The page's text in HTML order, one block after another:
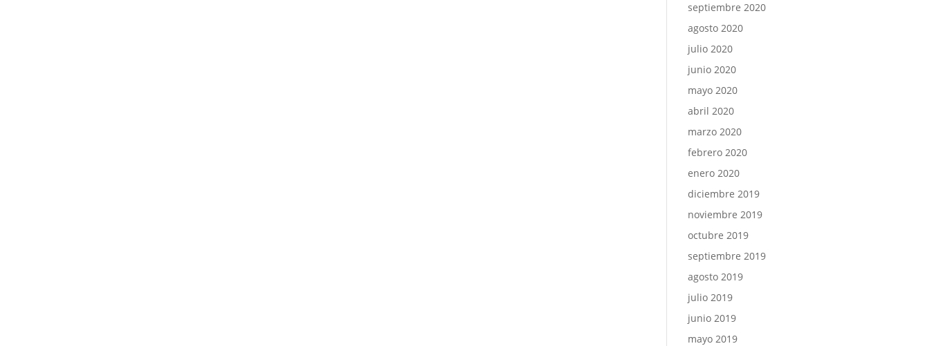
septiembre 2020
agosto 2020
julio 2020
junio 2020
mayo 2020
abril 2020
marzo 2020
febrero 2020
enero 2020
diciembre 2019
noviembre 2019
octubre 2019
septiembre 2019
agosto 2019
julio 2019
junio 2019
mayo 2019